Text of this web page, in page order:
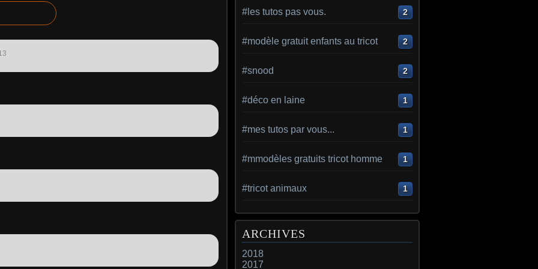
#les tutos pas vous. 2
#modèle gratuit enfants au tricot 2
#snood 2
#déco en laine 1
#mes tutos par vous... 1
#mmodèles gratuits tricot homme 1
#tricot animaux 1
ARCHIVES
2018
2017